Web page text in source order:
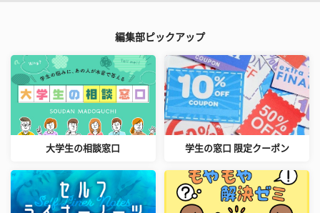
編集部ピックアップ
大学生の相談窓口 学生の窓口 限定クーポン